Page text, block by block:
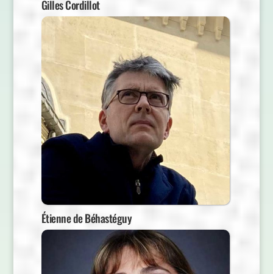
Gilles Cordillot
Étienne de Béhastéguy